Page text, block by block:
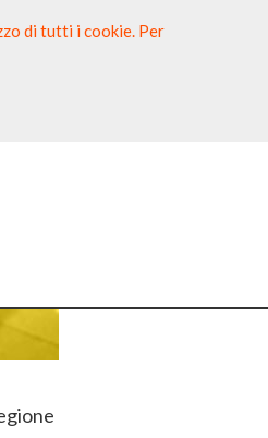
di tutti i cookie. Per